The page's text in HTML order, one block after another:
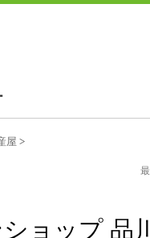
屋 >
ョップ 品